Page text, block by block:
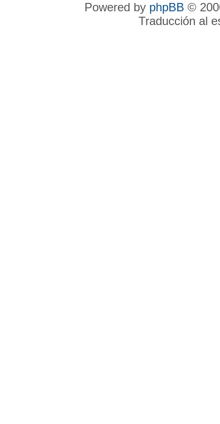
Powered by phpBB ©
Traducción al